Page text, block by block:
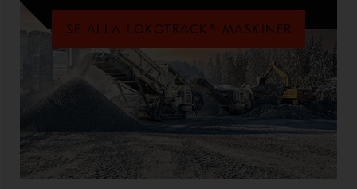
SE ALLA LOKOTRACK® MASKINER